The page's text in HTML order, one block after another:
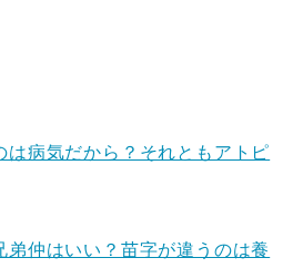
は病気だから？それともアトピ
弟仲はいい？苗字が違うのは養